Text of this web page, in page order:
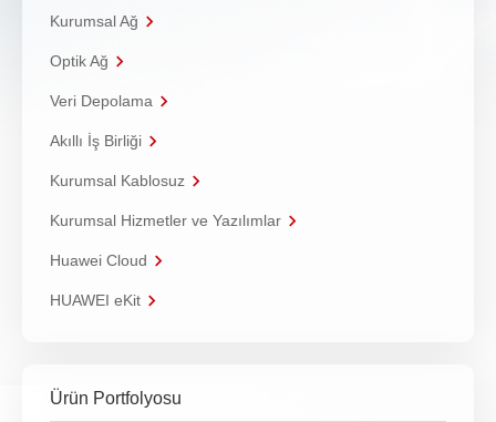
Kurumsal Ağ
Optik Ağ
Veri Depolama
Akıllı İş Birliği
Kurumsal Kablosuz
Kurumsal Hizmetler ve Yazılımlar
Huawei Cloud
HUAWEI eKit
Ürün Portfolyosu